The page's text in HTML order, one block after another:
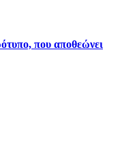
που αποθεώνει